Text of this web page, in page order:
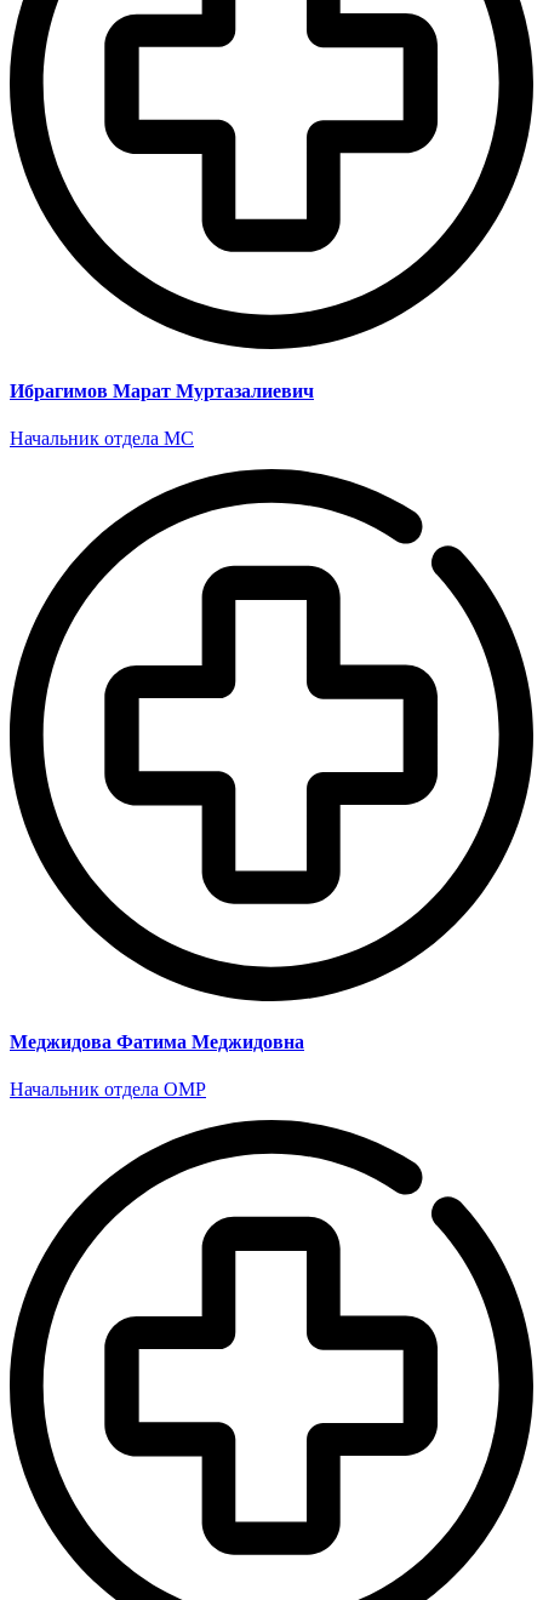
Ибрагимов Марат Муртазалиевич
Начальник отдела МС
Меджидова Фатима Меджидовна
Начальник отдела ОМР